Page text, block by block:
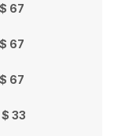
$ 67
$ 67
$ 67
$ 33